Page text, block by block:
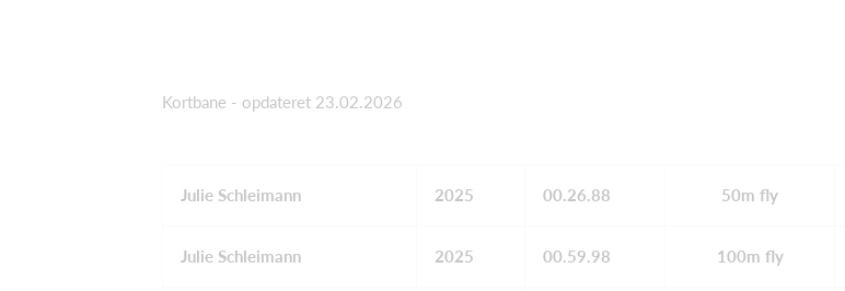
Kortbane - opdateret 23.02.2026
Julie Schleimann 2025 00.26.88 50m fly
Julie Schleimann 2025 00.59.98 100m fly